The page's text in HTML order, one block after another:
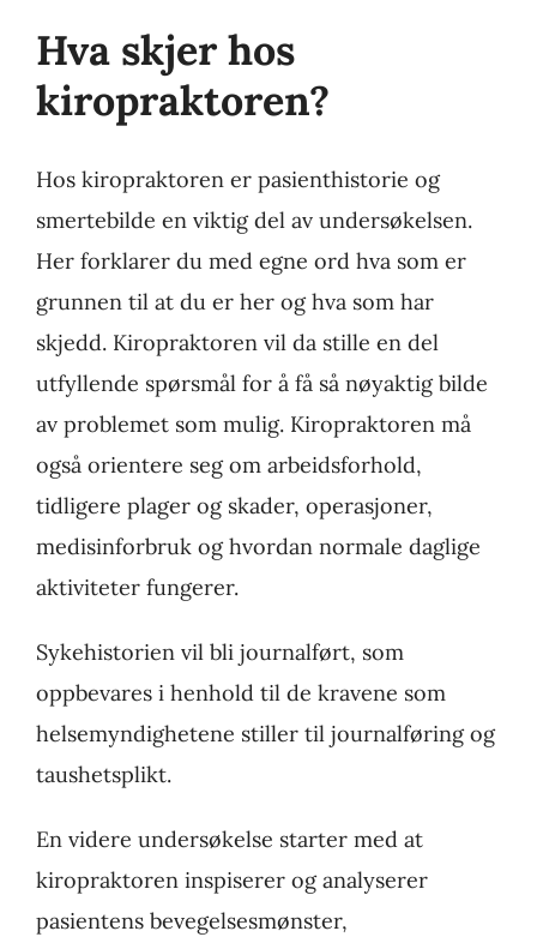
Hva skjer hos
kiropraktoren?
Hos kiropraktoren er pasienthistorie og
smertebilde en viktig del av undersøkelsen.
Her forklarer du med egne ord hva som er
grunnen til at du er her og hva som har
skjedd. Kiropraktoren vil da stille en del
utfyllende spørsmål for å få så nøyaktig bilde
av problemet som mulig. Kiropraktoren må
også orientere seg om arbeidsforhold,
tidligere plager og skader, operasjoner,
medisinforbruk og hvordan normale daglige
aktiviteter fungerer.
Sykehistorien vil bli journalført, som
oppbevares i henhold til de kravene som
helsemyndighetene stiller til journalføring og
taushetsplikt.
En videre undersøkelse starter med at
kiropraktoren inspiserer og analyserer
pasientens bevegelsesmønster,